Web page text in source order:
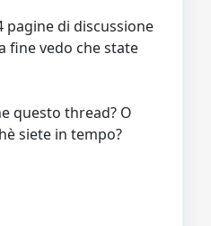
pagine di discussione
fine vedo che state
questo thread? O
siete in tempo?